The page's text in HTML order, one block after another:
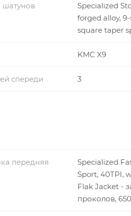
шатунов
Specialized
forged alloy,
square taper
KMC X9
спереди 3
передняя
Specialized
Sport, 40TPI,
Flak Jacket -
проколов,